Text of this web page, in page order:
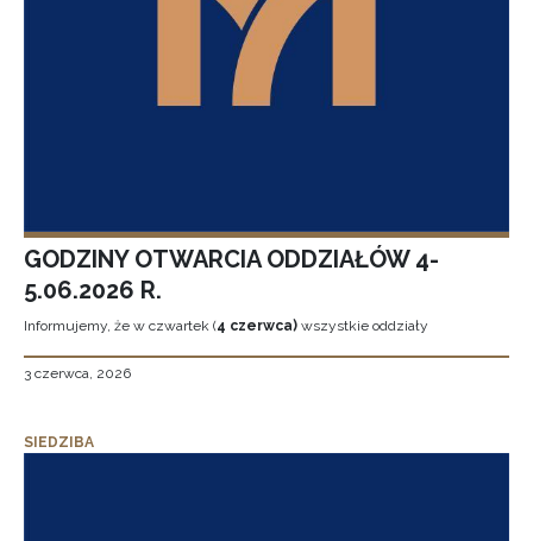
GODZINY OTWARCIA ODDZIAŁÓW 4-
5.06.2026 R.
Informujemy, że w czwartek (4 czerwca) wszystkie oddziały
3 czerwca, 2026
SIEDZIBA